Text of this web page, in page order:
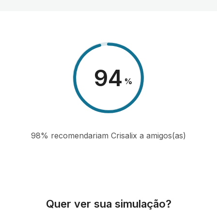
98 %
98% recomendariam Crisalix a amigos(as)
Quer ver sua simulação?